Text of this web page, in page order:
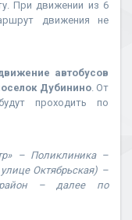
При движении из 6
движения не
автобусов
Дубинино. От
проходить по
– Поликлиника –
Октябрьская) –
– далее по